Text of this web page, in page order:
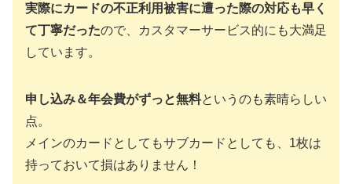
実際にカードの不正利用被害に遭った際の対応も早く
て丁寧だったので、カスタマーサービス的にも大満足
しています。
申し込み＆年会費がずっと無料というのも素晴らしい
点。
メインのカードとしてもサブカードとしても、1枚は
持っておいて損はありません！